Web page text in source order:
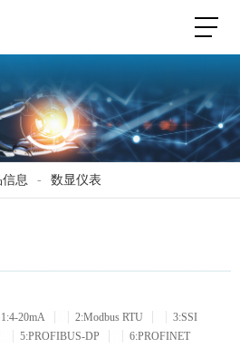
信息 - 数显仪表
1:4-20mA 2:Modbus RTU
3:SSI
5:PROFIBUS-DP
6:PROFINET